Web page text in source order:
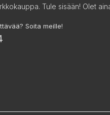
Tule sisään! Olet
Soita meille!